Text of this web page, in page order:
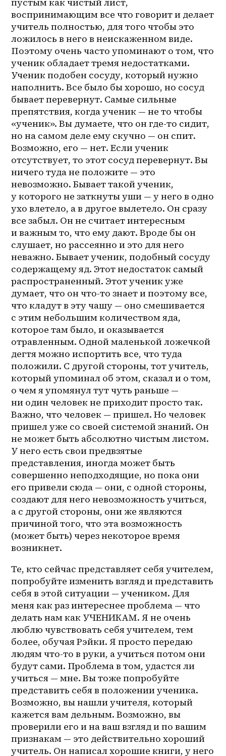
воспринимающим все что говорит и делает
учитель полностью, для того чтобы это
ложилось в него в неискаженном виде.
Поэтому очень часто упоминают о том, что
ученик обладает тремя недостатками.
Ученик подобен сосуду, который нужно
наполнить. Все было бы хорошо, но сосуд
бывает перевернут. Самые сильные
препятствия, когда ученик — не то чтобы
«ученик». Вы думаете, что он где-то сидит,
но на самом деле ему скучно — он спит.
Возможно, его — нет. Если ученик
отсутствует, то этот сосуд перевернут. Вы
ничего туда не положите — это
невозможно. Бывает такой ученик,
у которого не заткнуты уши — у него в одно
ухо влетело, а в другое вылетело. Он сразу
все забыл. Он не считает интересным
и важным то, что ему дают. Вроде бы он
слушает, но рассеянно и это для него
неважно. Бывает ученик, подобный сосуду
содержащему яд. Этот недостаток самый
распространенный. Этот ученик уже
думает, что он что-то знает и поэтому все,
что кладут в эту чашу — оно смешивается
с этим небольшим количеством яда,
которое там было, и оказывается
отравленным. Одной маленькой ложечкой
дегтя можно испортить все, что туда
положили. С другой стороны, тот учитель,
который упоминал об этом, сказал и о том,
о чем я упомянул тут чуть раньше —
ни один человек не приходит просто так.
Важно, что человек — пришел. Но человек
пришел уже со своей системой знаний. Он
не может быть абсолютно чистым листом.
У него есть свои предвзятые
представления, иногда может быть
совершенно неподходящие, но пока они
его привели сюда — они, с одной стороны,
создают для него невозможность учиться,
а с другой стороны, они же являются
причиной того, что эта возможность
(может быть) через некоторое время
возникнет.
Те, кто сейчас представляет себя учителем,
попробуйте изменить взгляд и представить
себя в этой ситуации — учеником. Для
меня как раз интереснее проблема — что
делать нам как УЧЕНИКАМ. Я не очень
люблю чувствовать себя учителем, тем
более, обучая Рэйки. Я просто передаю
людям что-то в руки, а учиться потом они
будут сами. Проблема в том, удастся ли
учиться — мне. Вы тоже попробуйте
представить себя в положении ученика.
Возможно, вы нашли учителя, который
кажется вам дельным. Возможно, вы
проверили его и на ваш взгляд и по вашим
признакам — это действительно хороший
учитель. Он написал хорошие книги, у него